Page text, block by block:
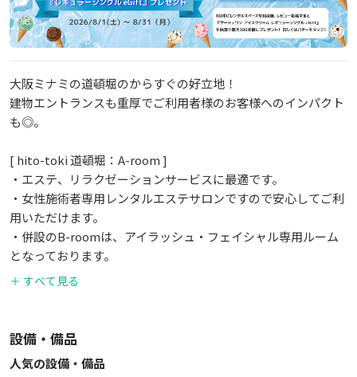
大阪ミナミの道頓堀のからすぐの好立地！
建物エントランスも重厚でご利用者様のお客様へのインパクト
も◎。
[ hito-toki 道頓堀：A-room ]
・エステ、リラクゼーションサービスに最適です。
・女性施術者専用レンタルエステサロンですので安心してご利
用いただけます。
・併設のB-roomは、アイラッシュ・フェイシャル専用ルーム
となっております。
＋ すべて見る
設備・備品
人気の設備・備品